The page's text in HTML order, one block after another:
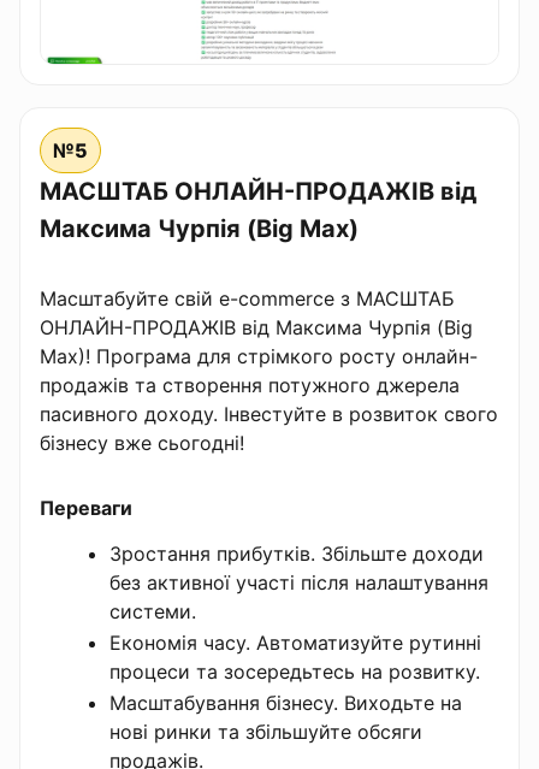
№5
МАСШТАБ ОНЛАЙН-ПРОДАЖІВ від
Максима Чурпія (Big Max)
Масштабуйте свій e-commerce з МАСШТАБ
ОНЛАЙН-ПРОДАЖІВ від Максима Чурпія (Big
Max)! Програма для стрімкого росту онлайн-
продажів та створення потужного джерела
пасивного доходу. Інвестуйте в розвиток свого
бізнесу вже сьогодні!
Переваги
Зростання прибутків. Збільште доходи
без активної участі після налаштування
системи.
Економія часу. Автоматизуйте рутинні
процеси та зосередьтесь на розвитку.
Масштабування бізнесу. Виходьте на
нові ринки та збільшуйте обсяги
продажів.